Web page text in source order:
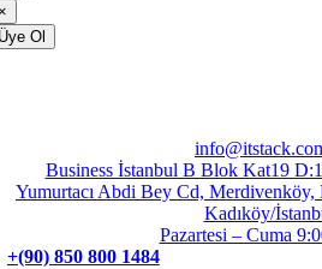
Ol
Business İstanbul B Blok Kat19
Yumurtacı Abdi Bey Cd,
Kadıköy/
Pazartesi – Cuma
+(90) 850 800 1484